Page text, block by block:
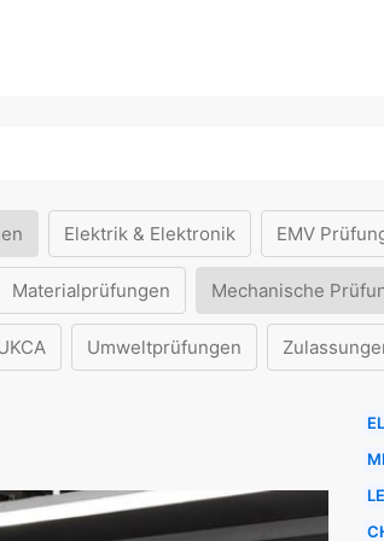
Elektrik & Elektronik EMV
Materialprüfungen Mechanische
Umweltprüfungen